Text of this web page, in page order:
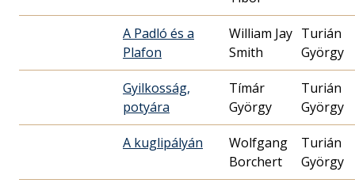
A Padló és a
Plafon
William Jay
Smith
Turián
György
Gyilkosság,
potyára
Tímár
György
Turián
György
A kuglipályán
Wolfgang
Borchert
Turián
György